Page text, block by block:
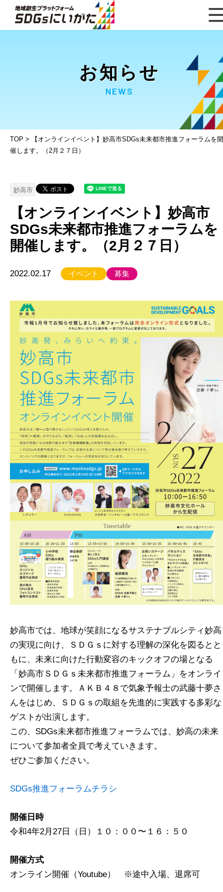
お知らせ
NEWS
TOP >
【オンラインイベント】妙高市SDGs未来都市推進フォーラムを開
催します。（2月２７日）
妙高市
【オンラインイベント】妙高市
SDGs未来都市推進フォーラムを
開催します。（2月２７日）
2022.02.17 イベント 募集
妙高市では、地球が笑顔になるサステナブルシティ妙高
の実現に向け、ＳＤＧｓに対する理解の深化を図るとと
もに、未来に向けた行動変容のキックオフの場となる
「妙高市ＳＤＧｓ未来都市推進フォーラム」をオンライ
ンで開催します。ＡＫＢ４８で気象予報士の武藤十夢さ
んをはじめ、ＳＤＧｓの取組を先進的に実践する多彩な
ゲストが出演します。
この、SDGs未来都市推進フォーラムでは、妙高の未来
について参加者全員で考えていきます。
ぜひご参加ください。
SDGs推進フォーラムチラシ
開催日時
令和4年2月27日（日）１０：００〜１６：５０
開催方式
オンライン開催（Youtube） ※途中入場、退席可